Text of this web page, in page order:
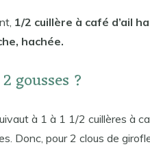
1/2 cuillère à café d’ail
hachée.
gousses ?
à 1 à 1 1/2 cuillères à
Donc, pour 2 clous de